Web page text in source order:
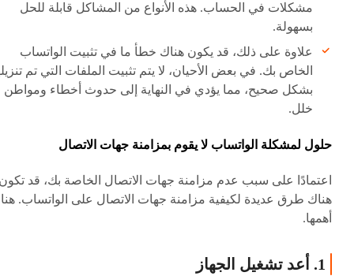
مشكلات في الحساب. هذه الأنواع من المشاكل قابلة للحل
بسهولة.
علاوة على ذلك، قد يكون هناك خطأ ما في تثبيت الواتساب
الخاص بك. في بعض الأحيان، لا يتم تثبيت الملفات التي تم
بشكل صحيح، مما يؤدي في النهاية إلى حدوث أخطاء ومواطن
خلل.
حلول لمشكلة الواتساب لا يقوم بمزامنة جهات الاتصال
اعتمادًا على سبب عدم مزامنة جهات الاتصال الخاصة بك، قد
هناك طرق عديدة لكيفية مزامنة جهات الاتصال على الواتساب. هنا
أهمها.
1. أعد تشغيل الجهاز